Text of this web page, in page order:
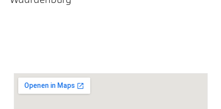
Exterieur